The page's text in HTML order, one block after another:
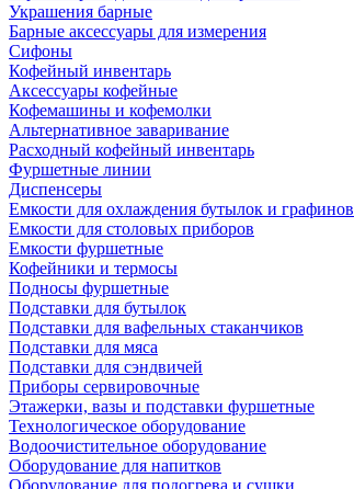
Украшения барные
Барные аксессуары для измерения
Сифоны
Кофейный инвентарь
Аксессуары кофейные
Кофемашины и кофемолки
Альтернативное заваривание
Расходный кофейный инвентарь
Фуршетные линии
Диспенсеры
Емкости для охлаждения бутылок и графинов
Емкости для столовых приборов
Емкости фуршетные
Кофейники и термосы
Подносы фуршетные
Подставки для бутылок
Подставки для вафельных стаканчиков
Подставки для мяса
Подставки для сэндвичей
Приборы сервировочные
Этажерки, вазы и подставки фуршетные
Технологическое оборудование
Водоочистительное оборудование
Оборудование для напитков
Оборудование для подогрева и сушки